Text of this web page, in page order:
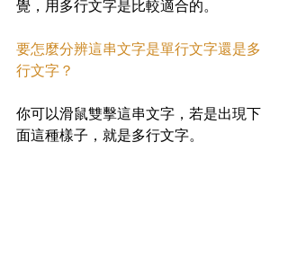
覺，用多行文字是比較適合的。
要怎麼分辨這串文字是單行文字還是多
行文字？
你可以滑鼠雙擊這串文字，若是出現下
面這種樣子，就是多行文字。